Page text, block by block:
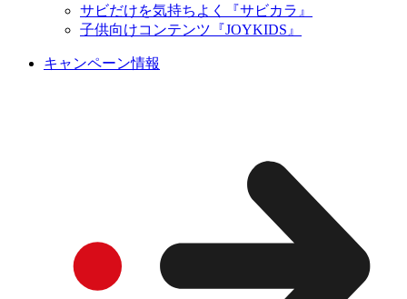
サビだけを気持ちよく『サビカラ』
子供向けコンテンツ『JOYKIDS』
キャンペーン情報